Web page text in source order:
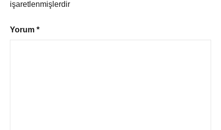
işaretlenmişlerdir
Yorum *